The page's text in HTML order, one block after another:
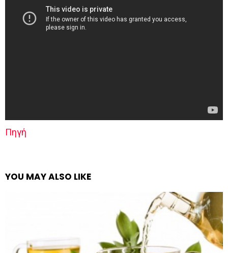
Πηγή
YOU MAY ALSO LIKE